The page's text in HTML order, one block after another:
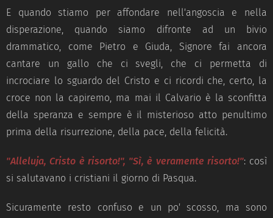
E quando stiamo per affondare nell'angoscia e nella
disperazione, quando siamo difronte ad un bivio
drammatico, come Pietro e Giuda, Signore fai ancora
cantare un gallo che ci svegli, che ci permetta di
incrociare lo sguardo del Cristo e ci ricordi che, certo, la
croce non la capiremo, ma mai il Calvario è la sconfitta
della speranza e sempre è il misterioso atto penultimo
prima della risurrezione, della pace, della felicità.
"Alleluja, Cristo è risorto!", "Sì, è veramente risorto!": così
si salutavano i cristiani il giorno di Pasqua.
Sicuramente resto confuso e un po' scosso, ma sono